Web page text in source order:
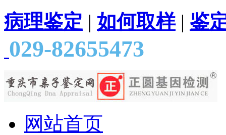
病理鉴定 | 如何取样| 鉴
029-82655473
网站首页